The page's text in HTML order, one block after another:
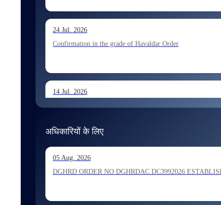
24 Jul. 2026
Confirmation in the grade of Havaldar Order
14 Jul. 2026
13 Jul. 2026
Allocation of Inspector recommended for appointment by
अधिकारियों के लिए
05 Aug. 2026
DGHRD ORDER NO DGHRDAC DC3992026